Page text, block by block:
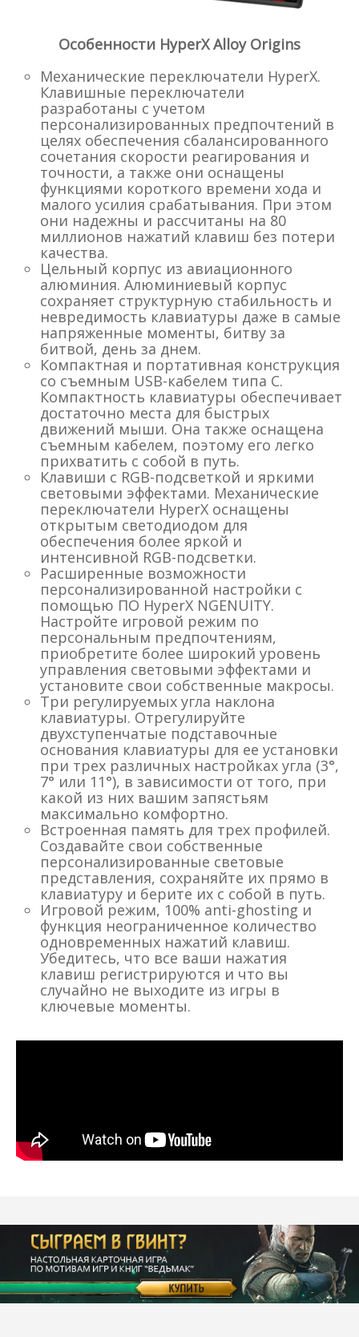
Особенности HyperX Alloy Origins
Механические переключатели HyperX.
Клавишные переключатели
разработаны с учетом
персонализированных предпочтений в
целях обеспечения сбалансированного
сочетания скорости реагирования и
точности, а также они оснащены
функциями короткого времени хода и
малого усилия срабатывания. При этом
они надежны и рассчитаны на 80
миллионов нажатий клавиш без потери
качества.
Цельный корпус из авиационного
алюминия. Алюминиевый корпус
сохраняет структурную стабильность и
невредимость клавиатуры даже в самые
напряженные моменты, битву за
битвой, день за днем.
Компактная и портативная конструкция
со съемным USB-кабелем типа C.
Компактность клавиатуры обеспечивает
достаточно места для быстрых
движений мыши. Она также оснащена
съемным кабелем, поэтому его легко
прихватить с собой в путь.
Клавиши с RGB-подсветкой и яркими
световыми эффектами. Механические
переключатели HyperX оснащены
открытым светодиодом для
обеспечения более яркой и
интенсивной RGB-подсветки.
Расширенные возможности
персонализированной настройки с
помощью ПО HyperX NGENUITY.
Настройте игровой режим по
персональным предпочтениям,
приобретите более широкий уровень
управления световыми эффектами и
установите свои собственные макросы.
Три регулируемых угла наклона
клавиатуры. Отрегулируйте
двухступенчатые подставочные
основания клавиатуры для ее установки
при трех различных настройках угла (3°,
7° или 11°), в зависимости от того, при
какой из них вашим запястьям
максимально комфортно.
Встроенная память для трех профилей.
Создавайте свои собственные
персонализированные световые
представления, сохраняйте их прямо в
клавиатуру и берите их с собой в путь.
Игровой режим, 100% anti-ghosting и
функция неограниченное количество
одновременных нажатий клавиш.
Убедитесь, что все ваши нажатия
клавиш регистрируются и что вы
случайно не выходите из игры в
ключевые моменты.